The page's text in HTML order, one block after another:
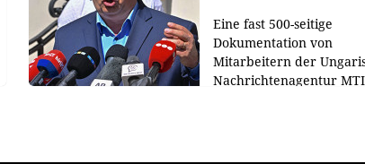
Eine fast 500-seitige
Dokumentation von
Mitarbeitern der
Nachrichtenagentur